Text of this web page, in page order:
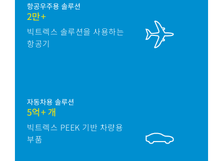
항공우주용 솔루션
2만+
빅트렉스 솔루션을 사용하는
항공기
자동차용 솔루션
5억+ 개
빅트렉스 PEEK 기반 차량용
부품